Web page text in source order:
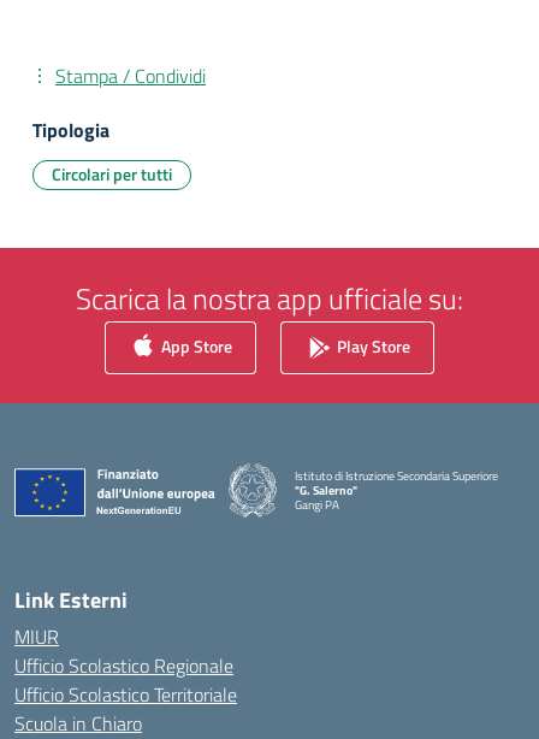
Stampa / Condividi
Tipologia
Circolari per tutti
Scarica la nostra app ufficiale su:
App Store Play Store
Istituto di Istruzione Secondaria Superiore
"G. Salerno"
Gangi PA
— Visita la pagina iniziale della scuola
Link Esterni
MIUR
Ufficio Scolastico Regionale
Ufficio Scolastico Territoriale
Scuola in Chiaro